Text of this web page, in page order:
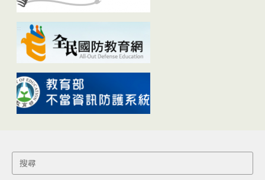
Search
for: